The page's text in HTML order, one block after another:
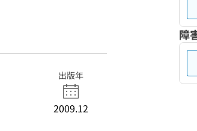
出版年
2009.12
障